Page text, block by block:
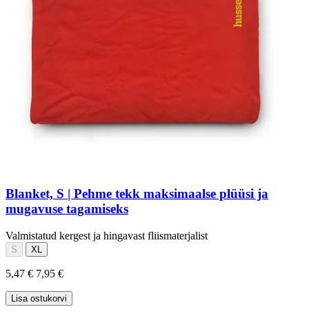
Blanket, S | Pehme tekk maksimaalse plüüsi ja
mugavuse tagamiseks
Valmistatud kergest ja hingavast fliismaterjalist
S XL
5,47 € 7,95 €
Lisa ostukorvi